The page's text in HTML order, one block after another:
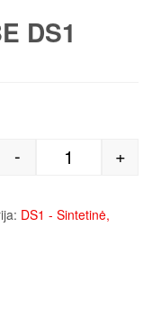
DS1
produkto
- +
DS1 - Sintetinė,